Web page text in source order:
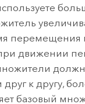
перемещения
движении
к другу,
базовый